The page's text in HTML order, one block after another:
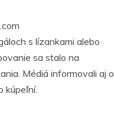
s lízankami alebo
sa stalo na
Médiá informovali aj o
kúpeľní.